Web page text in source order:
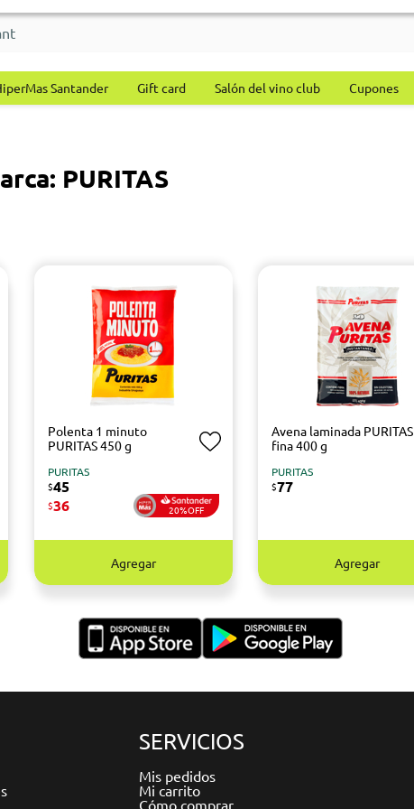
Santander Gift card Salón del vino club Cupones
PURITAS
Polenta 1 minuto
PURITAS 450 g
PURITAS
$45
$36 20%OFF
Agregar
Avena laminada PURITAS
fina 400 g
PURITAS
$77
Agregar
SERVICIOS
Mis pedidos
Mi carrito
Cómo comprar